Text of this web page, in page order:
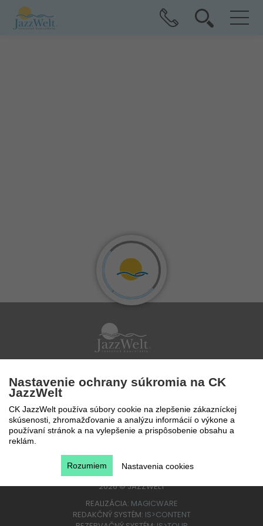
Po - Pi 9 - 17 hod
0850 777 888
2026©JAZZWELT
REALIZÁCIA: MAGICWARE
REDAKČNÝ SYSTÉM: IS>CONTENT
Nastavenie ochrany súkromia na CK
JazzWelt
CK JazzWelt používa súbory cookie na zlepšenie zákazníckej
skúsenosti, zhromažďovanie a analýzu informácií o výkone a
používaní stránok a na vylepšenie a prispôsobenie obsahu a
reklám.
Nastavenia cookies
Rozumiem